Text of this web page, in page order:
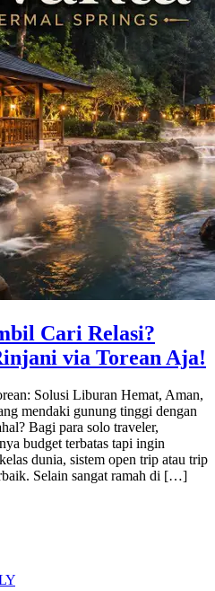
Cari Relasi?
via Torean Aja!
Solusi Liburan Hemat, Aman,
mendaki gunung tinggi dengan
Bagi para solo traveler,
budget terbatas tapi ingin
dunia, sistem open trip atau trip
Selain sangat ramah di […]